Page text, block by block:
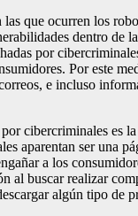
las que ocurren los
dentro de
por
Por este
e incluso
cibercriminales es
aparentan ser una
a los
al buscar realizar
algún tipo de